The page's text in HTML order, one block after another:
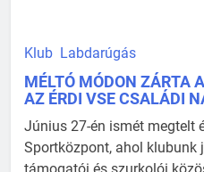
Klub Labdarúgás
MÉLTÓ MÓDON ZÁRTA
AZ ÉRDI VSE CSALÁDI
Június 27-én ismét megtelt
Sportközpont, ahol klubunk